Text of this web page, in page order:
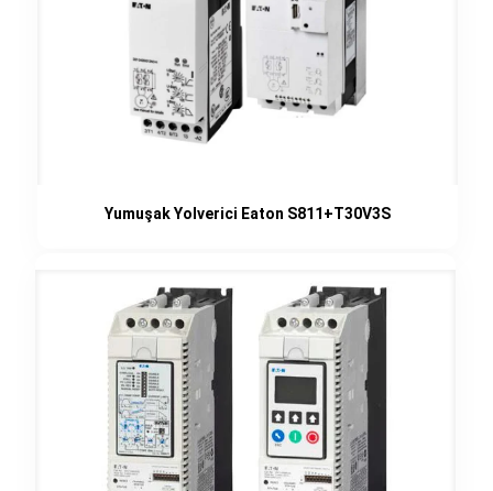
Yumuşak Yolverici Eaton S811+T30V3S